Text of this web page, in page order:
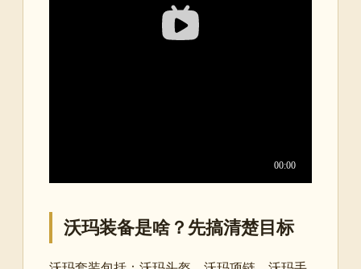
沃玛装备是啥？先搞清楚目标